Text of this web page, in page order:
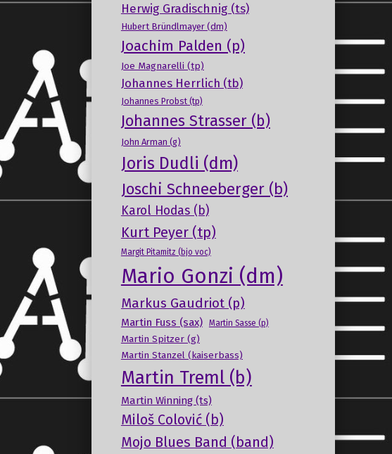
Herwig Gradischnig (ts)
Hubert Bründlmayer (dm)
Joachim Palden (p)
Joe Magnarelli (tp)
Johannes Herrlich (tb)
Johannes Probst (tp)
Johannes Strasser (b)
John Arman (g)
Joris Dudli (dm)
Joschi Schneeberger (b)
Karol Hodas (b)
Kurt Peyer (tp)
Margit Pitamitz (bjo voc)
Mario Gonzi (dm)
Markus Gaudriot (p)
Martin Fuss (sax) Martin Sasse (p)
Martin Spitzer (g)
Martin Stanzel (kaiserbass)
Martin Treml (b)
Martin Winning (ts)
Miloš Colović (b)
Mojo Blues Band (band)